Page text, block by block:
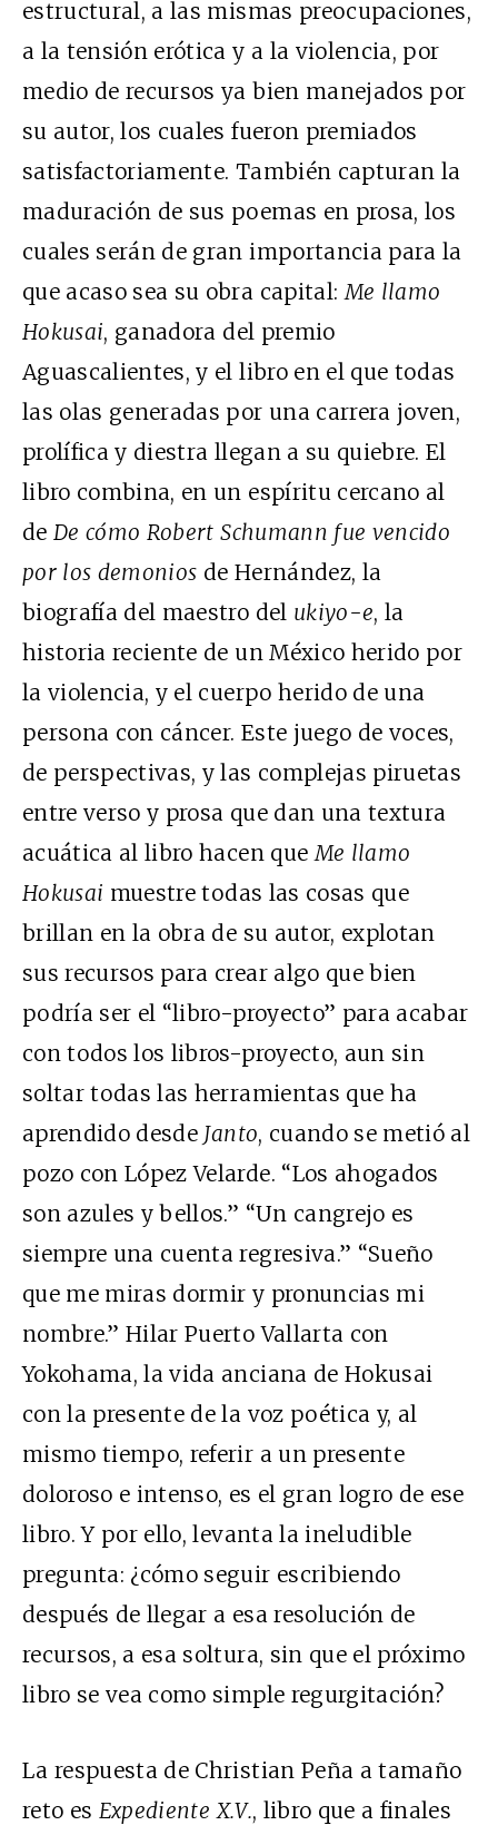
estructural, a las mismas preocupaciones,
a la tensión erótica y a la violencia, por
medio de recursos ya bien manejados por
su autor, los cuales fueron premiados
satisfactoriamente. También capturan la
maduración de sus poemas en prosa, los
cuales serán de gran importancia para la
que acaso sea su obra capital:Me llamo
Hokusai, ganadora del premio
Aguascalientes, y el libro en el que todas
las olas generadas por una carrera joven,
prolífica y diestra llegan a su quiebre. El
libro combina, en un espíritu cercano al
deDe cómo Robert Schumann fue vencido
por los demonios de Hernández, la
biografía del maestro del ukiyo-e, la
historia reciente de un México herido por
la violencia, y el cuerpo herido de una
persona con cáncer. Este juego de voces,
de perspectivas, y las complejas piruetas
entre verso y prosa que dan una textura
acuática al libro hacen queMe llamo
Hokusai muestre todas las cosas que
brillan en la obra de su autor, explotan
sus recursos para crear algo que bien
podría ser el “libro-proyecto” para acabar
con todos los libros-proyecto, aun sin
soltar todas las herramientas que ha
aprendido desde Janto, cuando se metió al
pozo con López Velarde. “Los ahogados
son azules y bellos.” “Un cangrejo es
siempre una cuenta regresiva.” “Sueño
que me miras dormir y pronuncias mi
nombre.” Hilar Puerto Vallarta con
Yokohama, la vida anciana de Hokusai
con la presente de la voz poética y, al
mismo tiempo, referir a un presente
doloroso e intenso, es el gran logro de ese
libro. Y por ello, levanta la ineludible
pregunta: ¿cómo seguir escribiendo
después de llegar a esa resolución de
recursos, a esa soltura, sin que el próximo
libro se vea como simple regurgitación?
La respuesta de Christian Peña a tamaño
reto es Expediente X.V., libro que a finales